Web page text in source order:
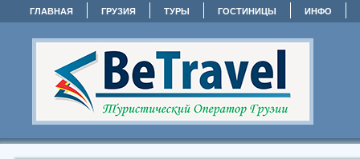
ГЛАВНАЯ ГРУЗИЯ ТУРЫ ГОСТИНИЦЫ ИНФО